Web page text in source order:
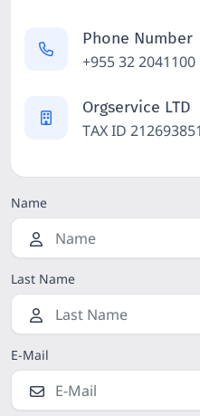
Phone Number
+955 32 2041100
Orgservice LTD
TAX ID 212693851
Name
Last Name
E-Mail